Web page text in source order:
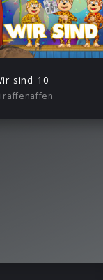
sind 10